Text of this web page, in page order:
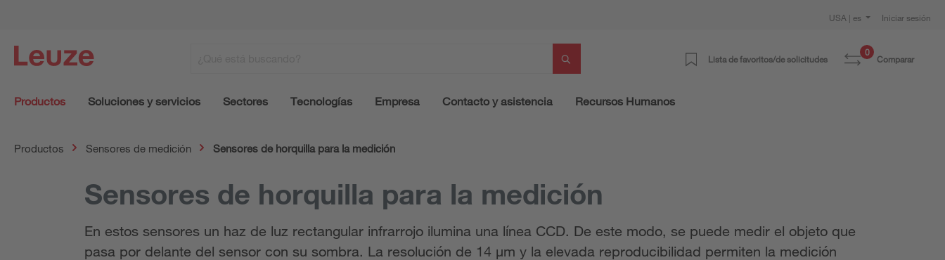
USA | es Iniciar sesión
Lista de favoritos/de solicitudes
0
Comparar
Productos Soluciones y servicios Sectores Tecnologías Empresa Contacto y asistencia Recursos Humanos
Productos Sensores de medición Sensores de horquilla para la medición
Sensores de horquilla para la medición
En estos sensores un haz de luz rectangular infrarrojo ilumina una línea CCD. De este modo, se puede medir el objeto que
pasa por delante del sensor con su sombra. La resolución de 14 µm y la elevada reproducibilidad permiten la medición